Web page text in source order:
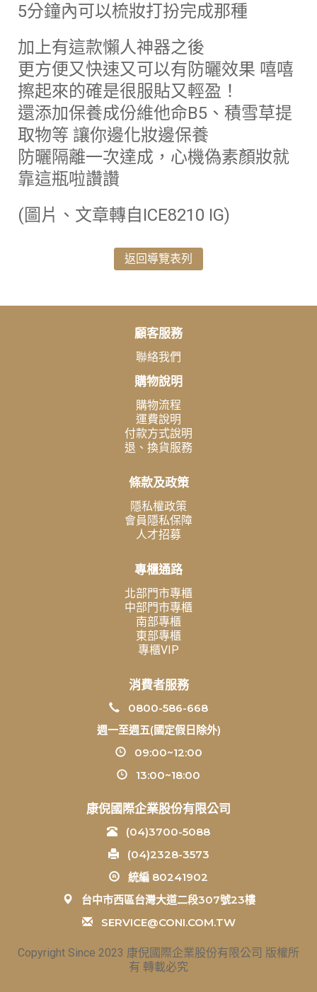
5分鐘內可以梳妝打扮完成那種
加上有這款懶人神器之後
更方便又快速又可以有防曬效果 嘻嘻
擦起來的確是很服貼又輕盈！
還添加保養成份維他命B5、積雪草提
取物等 讓你邊化妝邊保養
防曬隔離一次達成，心機偽素顏妝就
靠這瓶啦讚讚
(圖片、文章轉自ICE8210 IG)
返回導覽表列
顧客服務
聯絡我們
購物說明
購物流程
運費說明
付款方式說明
退、換貨服務
條款及政策
隱私權政策
會員隱私保障
人才招募
專櫃通路
北部門市專櫃
中部門市專櫃
南部專櫃
東部專櫃
專櫃VIP
消費者服務
0800-586-668
週一至週五(國定假日除外)
09:00~12:00
13:00~18:00
康倪國際企業股份有限公司
(04)3700-5088
(04)2328-3573
統編 80241902
台中市西區台灣大道二段307號23樓
SERVICE@CONI.COM.TW
Copyright Since 2023 康倪國際企業股份有限公司 版權所
有 轉載必究